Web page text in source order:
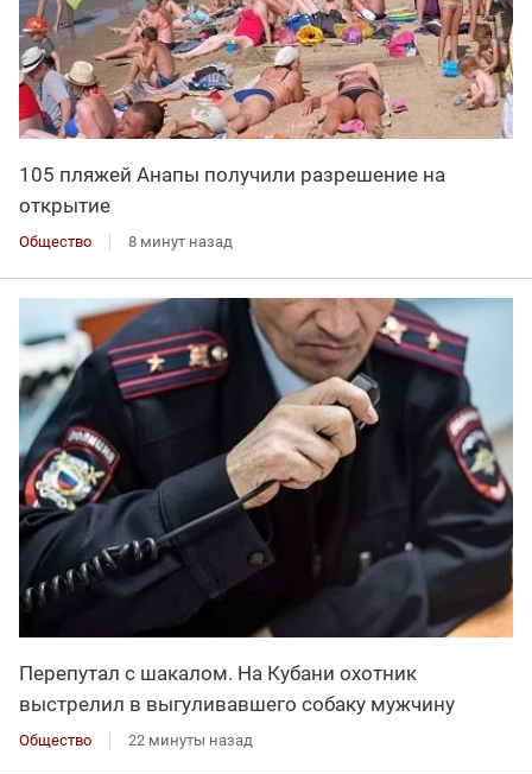
105 пляжей Анапы получили разрешение на
открытие
Общество 8 минут назад
Перепутал с шакалом. На Кубани охотник
выстрелил в выгуливавшего собаку мужчину
Общество 22 минуты назад